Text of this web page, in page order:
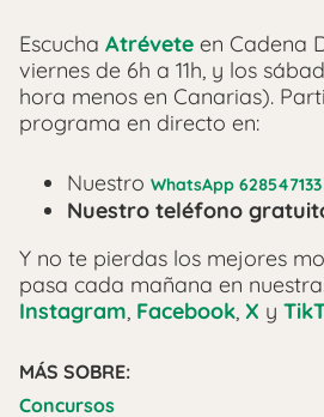
Escucha Atrévete en Cadena
viernes de 6h a 11h, y los
hora menos en Canarias).
programa en directo en:
Nuestro WhatsApp 628547133
Nuestro teléfono
Y no te pierdas los mejores
pasa cada mañana en
Instagram, Facebook, X y
MÁS SOBRE:
Concursos